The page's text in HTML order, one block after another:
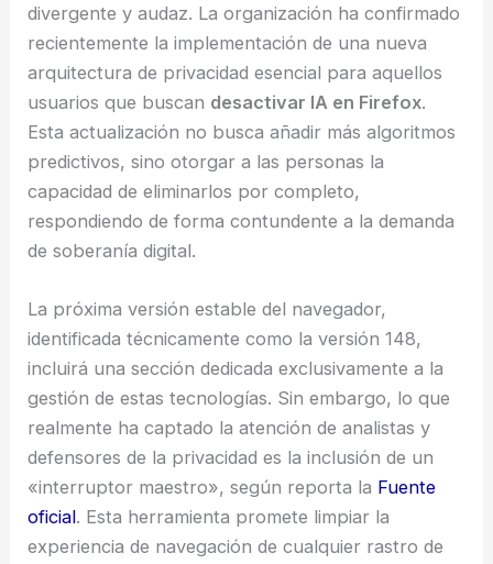
divergente y audaz. La organización ha confirmado
recientemente la implementación de una nueva
arquitectura de privacidad esencial para aquellos
usuarios que buscan desactivar IA en Firefox.
Esta actualización no busca añadir más algoritmos
predictivos, sino otorgar a las personas la
capacidad de eliminarlos por completo,
respondiendo de forma contundente a la demanda
de soberanía digital.
La próxima versión estable del navegador,
identificada técnicamente como la versión 148,
incluirá una sección dedicada exclusivamente a la
gestión de estas tecnologías. Sin embargo, lo que
realmente ha captado la atención de analistas y
defensores de la privacidad es la inclusión de un
«interruptor maestro», según reporta la Fuente
oficial. Esta herramienta promete limpiar la
experiencia de navegación de cualquier rastro de